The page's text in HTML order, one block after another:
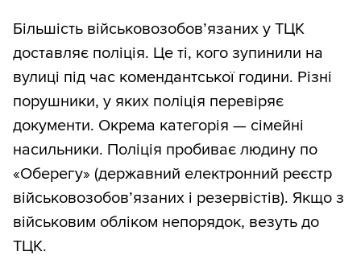
Більшість військовозобов’язаних у ТЦК
доставляє поліція. Це ті, кого зупинили на
вулиці під час комендантської години. Різні
порушники, у яких поліція перевіряє
документи. Окрема категорія — сімейні
насильники. Поліція пробиває людину по
«Оберегу» (державний електронний реєстр
військовозобов’язаних і резервістів). Якщо з
військовим обліком непорядок, везуть до
ТЦК.